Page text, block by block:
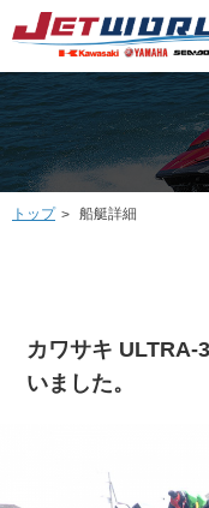
トップ 船艇詳細
カワサキ ULTRA-
いました。